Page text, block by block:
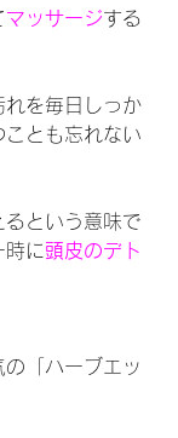
マッサージする
れを毎日しっか
ことも忘れない
るという意味で
時に頭皮のデト
「ハーブエッ